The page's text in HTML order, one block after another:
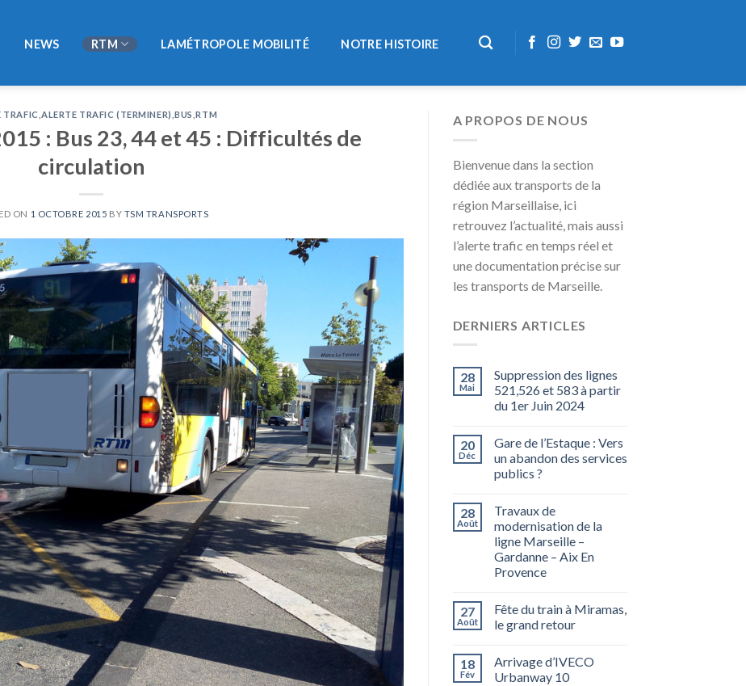
NEWS RTM LAMÉTROPOLE MOBILITÉ NOTRE HISTOIRE
TRAFIC ,ALERTE TRAFIC (TERMINER) ,BUS ,RTM
: Bus 23, 44 et 45 : Difficultés de
circulation
ON 1 OCTOBRE 2015 BY TSM TRANSPORTS
A PROPOS DE NOUS
Bienvenue dans la section
dédiée aux transports de la
région Marseillaise, ici
retrouvez l’actualité, mais aussi
l’alerte trafic en temps réel et
une documentation précise sur
les transports de Marseille.
DERNIERS ARTICLES
28
Mai
Suppression des lignes
521,526 et 583 à partir
du 1er Juin 2024
20
Déc
Gare de l’Estaque : Vers
un abandon des services
publics ?
28
Août
Travaux de
modernisation de la
ligne Marseille –
Gardanne – Aix En
Provence
27
Août
Fête du train à Miramas,
le grand retour
18
Fév
Arrivage d’IVECO
Urbanway 10